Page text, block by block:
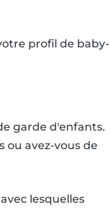
profil de baby-
garde d'enfants.
ou avez-vous de
lesquelles